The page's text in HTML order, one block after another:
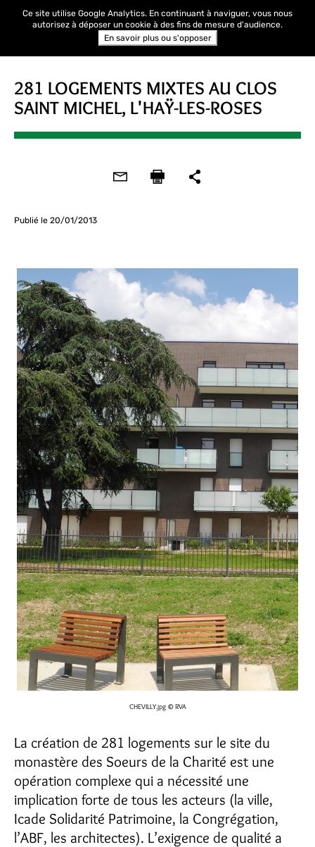
281 LOGEMENTS MIXTES AU CLOS
SAINT MICHEL, L'HAŸ-LES-ROSES
Publié le 20/01/2013
CHEVILLY.jpg © RVA
La création de 281 logements sur le site du
monastère des Soeurs de la Charité est une
opération complexe qui a nécessité une
implication forte de tous les acteurs (la ville,
Icade Solidarité Patrimoine, la Congrégation,
l’ABF, les architectes). L’exigence de qualité a
Ce site utilise Google Analytics. En continuant à naviguer, vous nous
autorisez à déposer un cookie à des fins de mesure d'audience.
En savoir plus ou s'opposer